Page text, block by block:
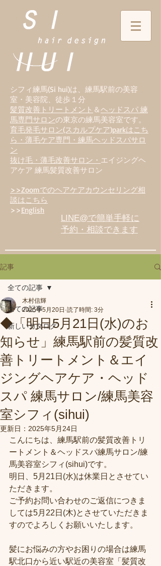
シフィ練馬(Si hui)は、 練馬駅前の美容
室・美容院、徒歩１分
髪質改善トリートメント ＆ヘッドスパ 練
馬専門サロンの東京の練馬美容室です。
育毛発毛サロン(スカルプケア)parkはこち
ら・薄毛ケア専門・練馬ヘッドスパサロ
ン
抜け毛・薄毛改善サロン・ エイジングヘ
アケア 練馬髪質改善サロン
>>Zoomでのヘアケアカウンセリング相
談はこちら
>>English
LINE@で簡単手軽に
予約・相談できます
記事
全ての記事
新しいカタログ
全ての記事
◆「明日5月21日(水)のお
知らせ」練馬駅前の髪質改
善トリートメント＆エイ
ジングヘアケア・ヘッド
スパ 練馬サロン/練馬美容
室シフィ(sihui)
木村信輝
2025年5月20日 読了時間: 3分
更新日： 2025年5月24日
こんにちは、練馬駅前の髪質改善トリ
ートメント＆ヘッドスパ練馬サロン/練
馬美容室シフィ(sihui)です。
明日、5月21日(水)は休業日とさせてい
ただきます。
ご予約お問い合わせのご返信につきま
しては5月22日(木)とさせていただきま
すのでよろしくお願いいたします。
髪にお悩みの方やお困りの場合は練馬
駅北口から近い駅近の美容室「髪質改